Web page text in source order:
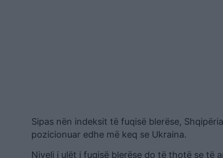
Sipas nën indeksit të fuqisë blerëse,
pozicionuar edhe më keq se Ukraina.
Niveli i ulët i fuqisë blerëse do të thotë se të